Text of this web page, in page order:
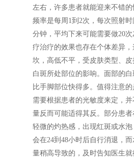
左右，许多患者就能迎来不错
频率是每周1到2次，每次照射
分钟，平均下来可能需要做20
疗治疗的效果也存在个体差异
坎，高低不平，受皮肤类型、
白斑所处部位的影响。面部的
比手脚部位快得多。值得注意
需要根据患者的光敏度来定，
量反而可能适得其反。部分患
轻微的灼热感，出现红斑或水
会在24到48小时后自行消退，
量稍高导致的，及时告知医生